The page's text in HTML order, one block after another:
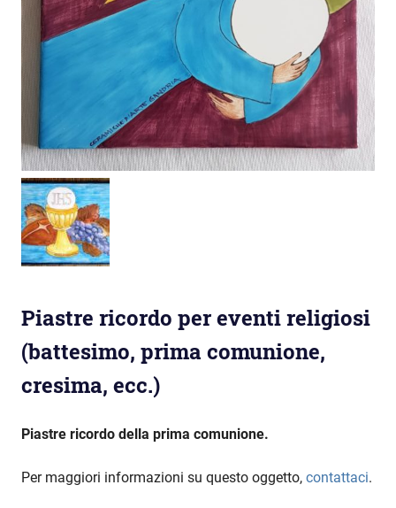
Piastre ricordo per eventi religiosi
(battesimo, prima comunione,
cresima, ecc.)
Piastre ricordo della prima comunione.
Per maggiori informazioni su questo oggetto, contattaci.